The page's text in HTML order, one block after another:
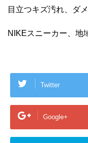
目立つキズ汚れ、ダ
NIKEスニーカー、地
Twitter
Google+